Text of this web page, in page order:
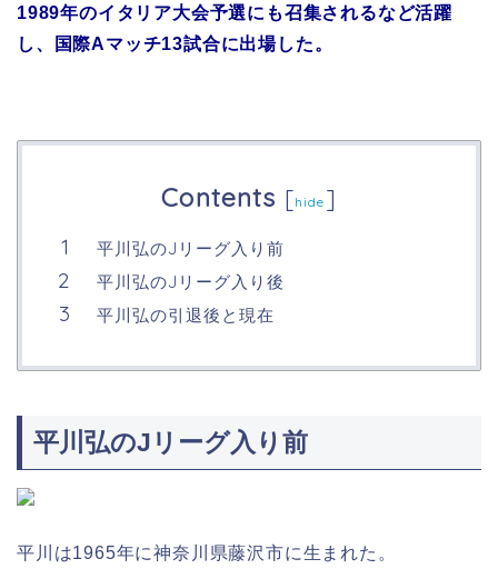
1989年のイタリア大会予選にも召集されるなど活躍
し、国際Aマッチ13試合に出場した。
Contents [hide ]
平川弘のJリーグ入り前
平川弘のJリーグ入り後
平川弘の引退後と現在
平川弘のJリーグ入り前
平川は1965年に神奈川県藤沢市に生まれた。